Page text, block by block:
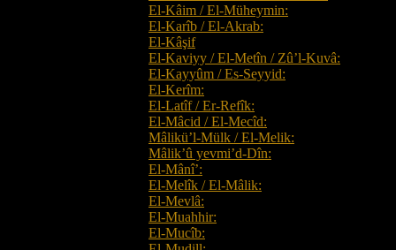
El-Kâim / El-Müheymin:
El-Karîb / El-Akrab:
El-Kâşif
El-Kaviyy / El-Metîn / Zû’l-Kuvâ:
El-Kayyûm / Es-Seyyid:
El-Kerîm:
El-Latîf / Er-Refîk:
El-Mâcid / El-Mecîd:
Mâlikü’l-Mülk / El-Melik:
Mâlik’û yevmi’d-Dîn:
El-Mânî’:
El-Melîk / El-Mâlik:
El-Mevlâ:
El-Muahhir:
El-Mucîb: